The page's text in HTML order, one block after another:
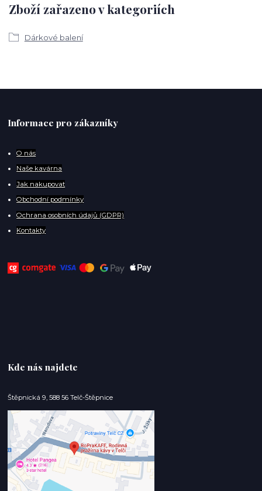
Zboží zařazeno v kategoriích
Dárkové balení
Informace pro zákazníky
O nás
Naše kavárna
Jak nakupovat
Obchodní podmínky
Ochrana osobních údajů (GDPR)
Kontakty
Kde nás najdete
Štěpnická 9, 588 56 Telč-Štěpnice